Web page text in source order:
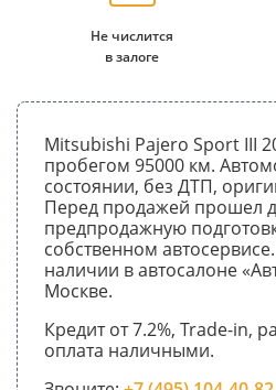
Не числится
в залоге
Mitsubishi Pajero Sport III
пробегом 95000 км.
состоянии, без ДТП,
Перед продажей прошел
предпродажную
собственном
наличии в автосалоне
Москве.
Кредит от 7.2%, Trade-in,
оплата наличными.